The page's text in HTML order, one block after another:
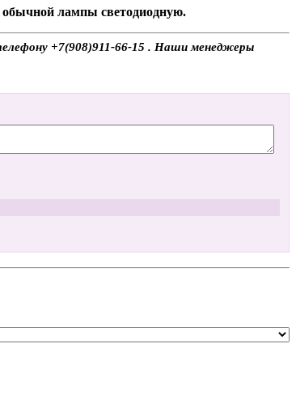
обычной лампы светодиодную.
+7(908)911-66-15 . Наши менеджеры